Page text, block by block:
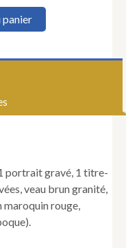
panier
portrait gravé, 1 titre-
veau brun granité,
maroquin rouge,